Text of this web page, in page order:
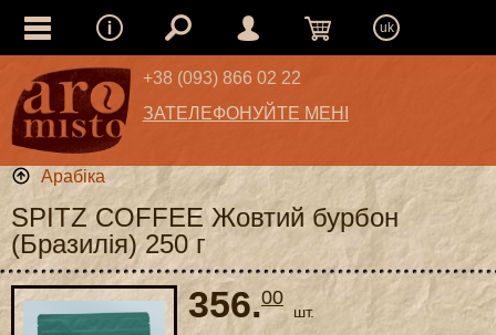
uk
+38 (093) 866 02 22
ЗАТЕЛЕФОНУЙТЕ МЕНІ
Арабіка
SPITZ COFFEE Жовтий бурбон
(Бразилія) 250 г
356.00
шт.